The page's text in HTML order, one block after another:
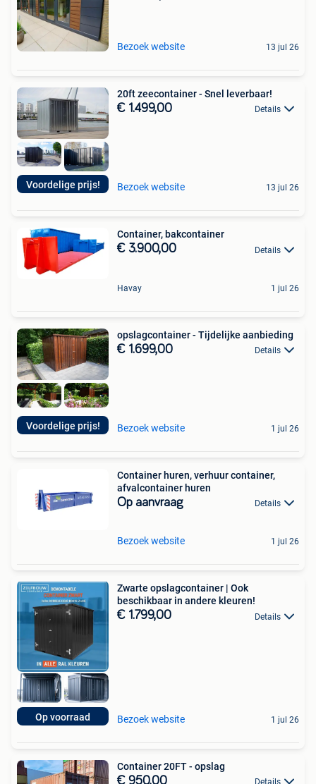
Bezoek website 13 jul 26
Voordelige prijs!
20ft zeecontainer - Snel leverbaar!
€ 1.499,00 Details
Bezoek website 13 jul 26
Container, bakcontainer
€ 3.900,00 Details
Havay 1 jul 26
Voordelige prijs!
opslagcontainer - Tijdelijke aanbieding
€ 1.699,00 Details
Bezoek website 1 jul 26
Container huren, verhuur container,
afvalcontainer huren
Op aanvraag Details
Bezoek website 1 jul 26
Op voorraad
Zwarte opslagcontainer | Ook
beschikbaar in andere kleuren!
€ 1.799,00 Details
Bezoek website 1 jul 26
Container 20FT - opslag
€ 950,00 Details